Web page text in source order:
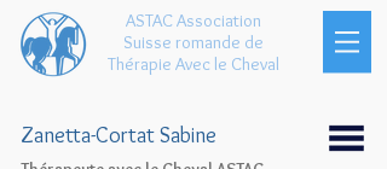
ASTAC Association
Suisse romande de
Thérapie Avec le Cheval
Zanetta-Cortat Sabine